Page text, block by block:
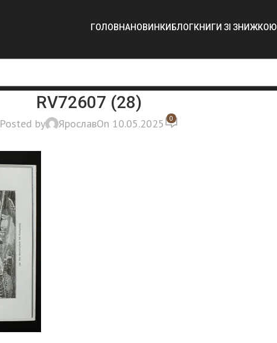
ГОЛОВНАНОВИНКИ БЛОГКНИГИ ЗІ ЗНИЖКОЮ
RV72607 (28)
Posted by ЯрославOn 10.05.2025 0